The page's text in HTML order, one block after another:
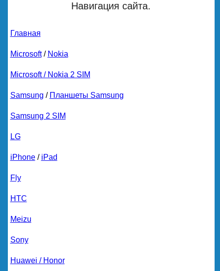
Навигация сайта.
Главная
Microsoft/ Nokia
Microsoft / Nokia 2 SIM
Samsung / Планшеты Samsung
Samsung 2 SIM
LG
iPhone/ iPad
Fly
HTC
Meizu
Sony
Huawei / Honor